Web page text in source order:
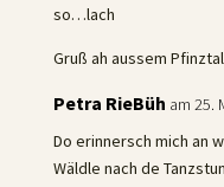
so…lach
Gruß ah aussem
Petra RieBüh am 25.
Do erinnersch mich an
Wäldle nach de